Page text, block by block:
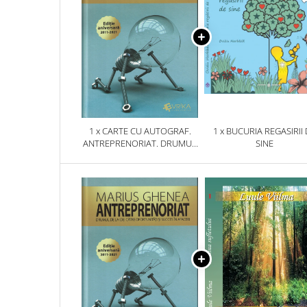
1 x CARTE CU AUTOGRAF.
ANTREPRENORIAT. DRUMUL
OPORTUNITATI SI SUCCES IN
AFACERI
1 x BUCURIA REGASIRII
SINE